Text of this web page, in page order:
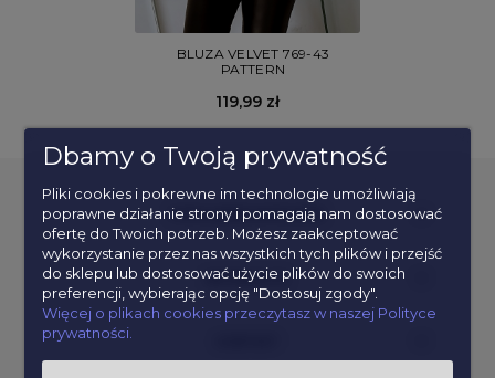
BLUZA VELVET 769-43
PATTERN
119,99 zł
POPULARNE KATEGORIE
INFORMACJE
Dbamy o Twoją prywatność
Pliki cookies i pokrewne im technologie umożliwiają
poprawne działanie strony i pomagają nam dostosować
ofertę do Twoich potrzeb. Możesz zaakceptować
wykorzystanie przez nas wszystkich tych plików i przejść
do sklepu lub dostosować użycie plików do swoich
preferencji, wybierając opcję "Dostosuj zgody".
Więcej o plikach cookies przeczytasz w naszej Polityce
prywatności.